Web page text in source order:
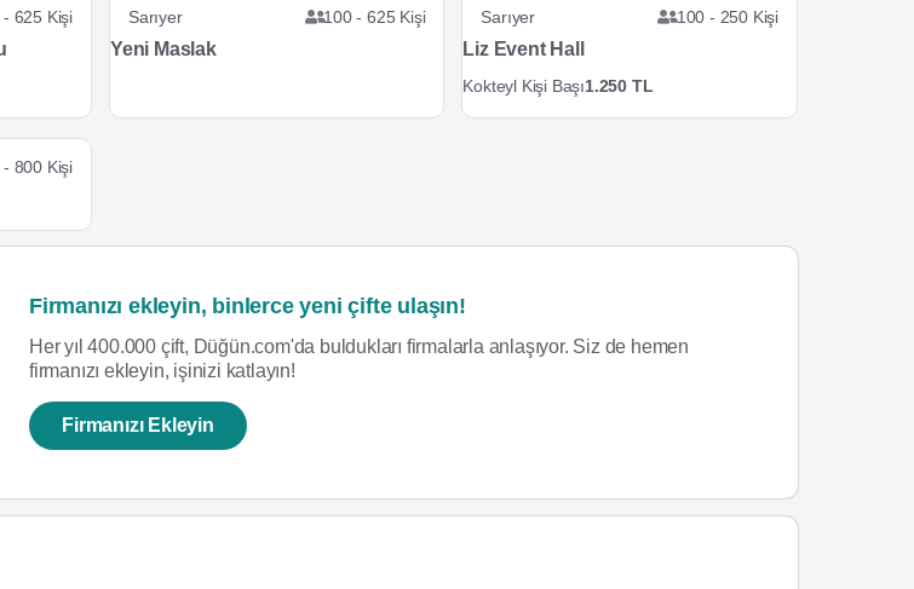
625 Kişi Sarıyer 100 - 625 Kişi
Yeni Maslak
Sarıyer 100 - 250 Kişi
Liz Event Hall
Kokteyl Kişi Başı1.250 TL
800 Kişi
Firmanızı ekleyin, binlerce yeni çifte ulaşın!
Her yıl 400.000 çift, Düğün.com'da buldukları firmalarla anlaşıyor. Siz de hemen
firmanızı ekleyin, işinizi katlayın!
Firmanızı Ekleyin